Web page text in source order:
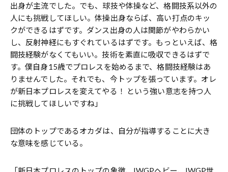
出身が主流でした。でも、球技や体操など、格闘技系以外の
人にも挑戦してほしい。体操出身ならば、高い打点のキッ
クができるはずです。ダンス出身の人は関節がやわらかい
し、反射神経にもすぐれているはずです。もっといえば、格
闘技経験がなくてもいい。技術を素直に吸収できるはずで
す。僕自身15歳でプロレスを始めるまで、格闘技経験はあ
りませんでした。それでも、今トップを張っています。オレ
が新日本プロレスを変えてやる！ という強い意志を持つ人
に挑戦してほしいですね」
団体のトップであるオカダは、自分が指導することに大き
な意味を感じている。